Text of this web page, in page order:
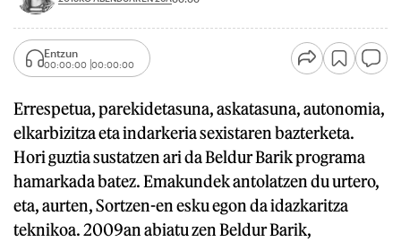
Entzun
00:00:00 00:00:00
Errespetua, parekidetasuna, askatasuna, autonomia,
elkarbizitza eta indarkeria sexistaren bazterketa.
Hori guztia sustatzen ari da Beldur Barik programa
hamarkada batez. Emakundek antolatzen du urtero,
eta, aurten, Sortzen-en esku egon da idazkaritza
teknikoa. 2009an abiatu zen Beldur Barik,